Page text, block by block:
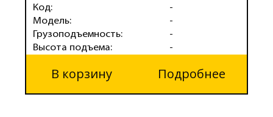
Код:
Модель:
Грузоподъемность:
Высота подъема:
-
-
-
-
В корзину Подробнее